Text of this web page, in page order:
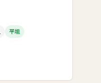
平坦